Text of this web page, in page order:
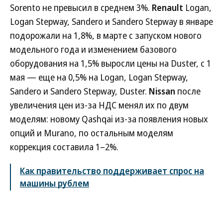
Sorento не превысил в среднем 3%. Renault Logan,
Logan Stepway, Sandero и Sandero Stepway в январе
подорожали на 1,8%, в марте с запуском нового
модельного года и изменением базового
оборудования на 1,5% выросли цены на Duster, с 1
мая — еще на 0,5% на Logan, Logan Stepway,
Sandero и Sandero Stepway, Duster. Nissan после
увеличения цен из-за НДС менял их по двум
моделям: новому Qashqai из-за появления новых
опций и Murano, по остальным моделям
коррекция составила 1–2%.
Как правительство поддерживает спрос на
машины рублем